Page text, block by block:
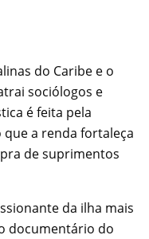
do Caribe e o
sociólogos e
é feita pela
a renda fortaleça
de suprimentos
da ilha mais
documentário do